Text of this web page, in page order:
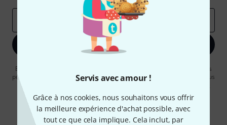
Servis avec amour !
Grâce à nos cookies, nous souhaitons vous offrir
la meilleure expérience d'achat possible, avec
tout ce que cela implique. Cela inclut, par
S'inscrire maintenant
En cliquant sur "S'inscrire maintenant", vous acceptez de recevoir des
publicités par e-mail. La désinscription est possible à tout moment. Vous
pouvez trouver plus d'informations à ce sujet dans notre
.
* Requis